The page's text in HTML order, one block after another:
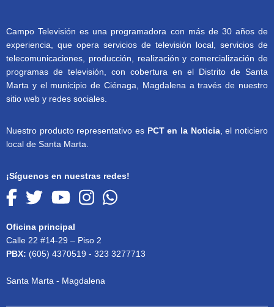
Campo Televisión es una programadora con más de 30 años de
experiencia, que opera servicios de televisión local, servicios de
telecomunicaciones, producción, realización y comercialización de
programas de televisión, con cobertura en el Distrito de Santa
Marta y el municipio de Ciénaga, Magdalena a través de nuestro
sitio web y redes sociales.
Nuestro producto representativo es PCT en la Noticia, el noticiero
local de Santa Marta.
¡Síguenos en nuestras redes!
Oficina principal
Calle 22 #14-29 – Piso 2
PBX: (605) 4370519 - 323 3277713
Santa Marta - Magdalena